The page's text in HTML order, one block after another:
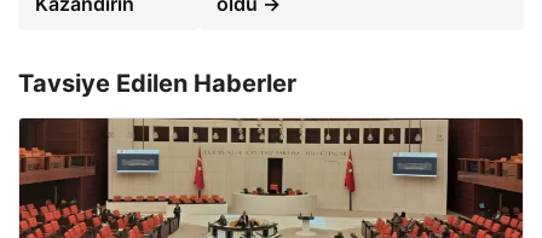
Tavsiye Edilen Haberler